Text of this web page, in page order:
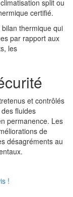
split ou
certifié.
thermique qui
par rapport aux
les
et contrôlés
fluides
permanence. Les
de
désagréments au
!